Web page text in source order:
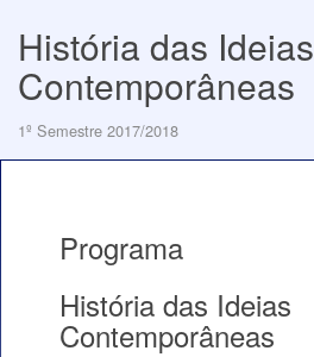
História das Ideias
Contemporâneas
1º Semestre 2017/2018
Programa
História das Ideias
Contemporâneas